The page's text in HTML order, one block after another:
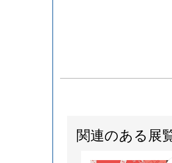
関連のある展